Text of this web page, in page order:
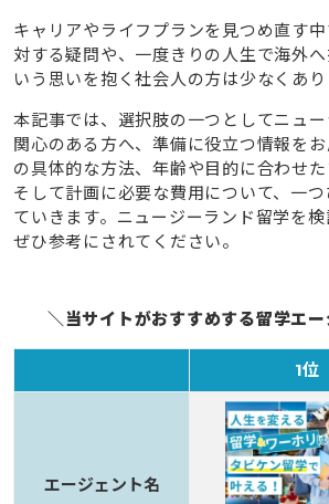
キャリアやライフプランを見つめ直す
対する疑問や、一度きりの人生で海外
いう思いを抱く社会人の方は少なくあり
本記事では、選択肢の一つとしてニュ
関心のある方へ、準備に役立つ情報を
の具体的な方法、年齢や目的に合わせた
そして計画に必要な費用について、一
ていきます。ニュージーランド留学を検
ぜひ参考にされてください。
＼当サイトがおすすめする留学エ
1位
エージェント名